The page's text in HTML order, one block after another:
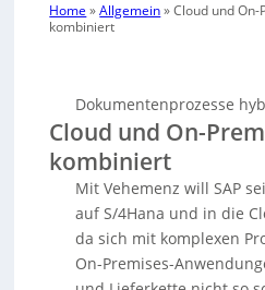
Home »Allgemein»Cloud und
kombiniert
Dokumentenprozesse
Cloud und On-
kombiniert
Mit Vehemenz will SAP
auf S/4Hana und in die
da sich mit komplexen
On-Premises-